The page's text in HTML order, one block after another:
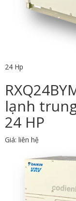
24 Hp
lạnh
24 HP
Giá: liên hệ